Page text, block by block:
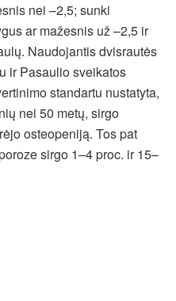
nei –2,5; sunki
ar mažesnis už –2,5 ir
Naudojantis dvisrautės
ir Pasaulio sveikatos
standartu nustatyta,
nei 50 metų, sirgo
osteopeniją. Tos pat
sirgo 1–4 proc. ir 15–